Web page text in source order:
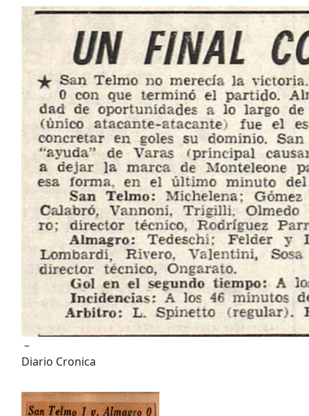
–
Diario Cronica